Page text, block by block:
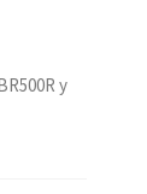
y